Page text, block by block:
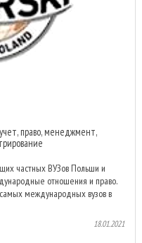
право, менеджмент,
частных ВУЗов Польши и
отношения и право.
международных вузов в
18.01.2021